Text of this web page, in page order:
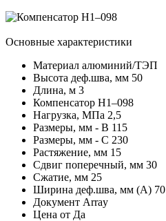
Основные характеристики
Материал алюминий/ТЭП
Высота деф.шва, мм 50
Длина, м 3
Компенсатор Н1–098
Нагрузка, МПа 2,5
Размеры, мм - В 115
Размеры, мм - С 230
Растяжение, мм 15
Сдвиг поперечный, мм 30
Сжатие, мм 25
Ширина деф.шва, мм (А) 70
Документ Array
Цена от Да